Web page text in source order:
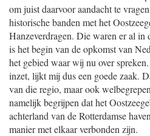
om juist daarvoor aandacht te
historische banden met het
Hanzeverdragen. Die waren er al
is het begin van de opkomst van
het gebied waar wij nu over
inzet, lijkt mij dus een goede zaak.
van die regio, maar ook
namelijk begrijpen dat het
achterland van de Rotterdamse
manier met elkaar verbonden zijn.